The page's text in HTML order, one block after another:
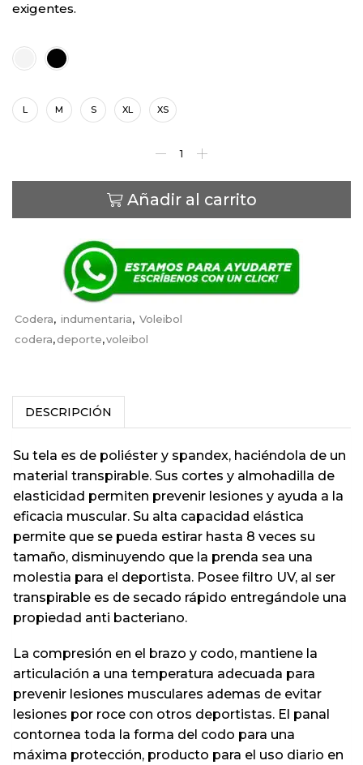
exigentes.
L M S XL XS
Añadir al carrito
Codera, indumentaria, Voleibol
codera,deporte,voleibol
DESCRIPCIÓN
Su tela es de poliéster y spandex, haciéndola de un
material transpirable. Sus cortes y almohadilla de
elasticidad permiten prevenir lesiones y ayuda a la
eficacia muscular. Su alta capacidad elástica
permite que se pueda estirar hasta 8 veces su
tamaño, disminuyendo que la prenda sea una
molestia para el deportista. Posee filtro UV, al ser
transpirable es de secado rápido entregándole una
propiedad anti bacteriano.
La compresión en el brazo y codo, mantiene la
articulación a una temperatura adecuada para
prevenir lesiones musculares ademas de evitar
lesiones por roce con otros deportistas. El panal
contornea toda la forma del codo para una
máxima protección, producto para el uso diario en